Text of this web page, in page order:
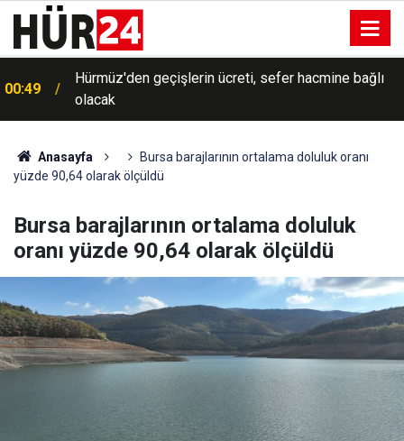
00:35
Trump, İran'a yönelik savaşın "yakında sona
ereceğini" söyledi
Anasayfa
Bursa barajlarının ortalama doluluk oranı
yüzde 90,64 olarak ölçüldü
Bursa barajlarının ortalama doluluk
oranı yüzde 90,64 olarak ölçüldü